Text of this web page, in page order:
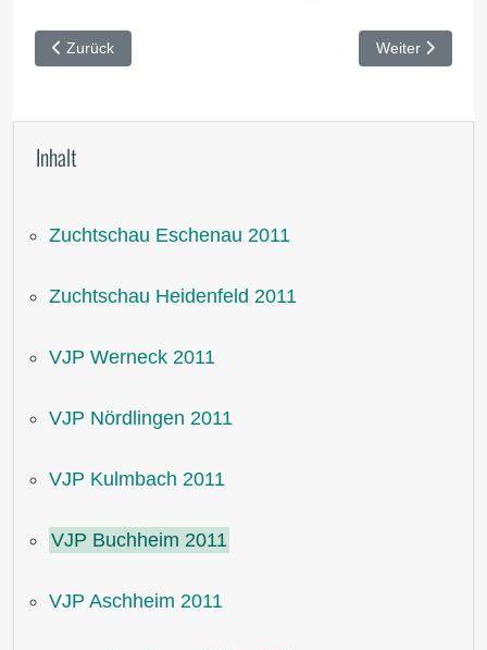
Vorheriger Beitrag: VJP Kulmbach 2011
Zurück Nächster
Weiter
Inhalt
Zuchtschau Eschenau 2011
Zuchtschau Heidenfeld 2011
VJP Werneck 2011
VJP Nördlingen 2011
VJP Kulmbach 2011
VJP Buchheim 2011
VJP Aschheim 2011